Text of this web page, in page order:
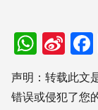
声明：转载此文
错误或侵犯了您